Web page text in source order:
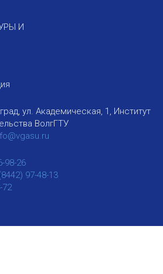
И
ул. Академическая, 1, Институт
ВолгГТУ
98-26
97-48-13
72